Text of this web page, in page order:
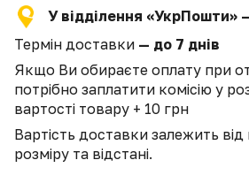
У відділення «УкрПошти»
Термін доставки — до 7 днів
Якщо Ви обираєте оплату при
потрібно заплатити комісію у
вартості товару + 10 грн
Вартість доставки залежить
розміру та відстані.